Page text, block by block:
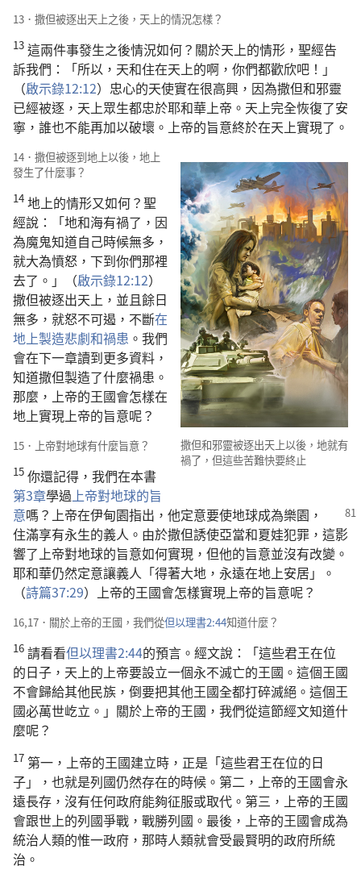
13．撒但被逐出天上之後，天上的情況怎樣？
13 這兩件事發生之後情況如何？關於天上的情形，聖經告
訴我們：「所以，天和住在天上的啊，你們都歡欣吧！」
（啟示錄12:12）忠心的天使實在很高興，因為撒但和邪靈
已經被逐，天上眾生都忠於耶和華上帝。天上完全恢復了安
寧，誰也不能再加以破壞。上帝的旨意終於在天上實現了。
撒但和邪靈被逐出天上以後，地就有
禍了，但這些苦難快要終止
14．撒但被逐到地上以後，地上
發生了什麼事？
14 地上的情形又如何？聖
經說：「地和海有禍了，因
為魔鬼知道自己時候無多，
就大為憤怒，下到你們那裡
去了。」（啟示錄12:12）
撒但被逐出天上，並且餘日
無多，就怒不可遏，不斷在
地上製造悲劇和禍患 。我們
會在下一章讀到更多資料，
知道撒但製造了什麼禍患。
那麼，上帝的王國會怎樣在
地上實現上帝的旨意呢？
15．上帝對地球有什麼旨意？
15 你還記得，我們在本書
第3章學過上帝對地球的旨
意嗎？上帝在伊甸園指出，他定意要使地球成為樂園，
住滿享有永生的義人。由於撒但誘使亞當和夏娃犯罪，這影
響了上帝對地球的旨意如何實現，但他的旨意並沒有改變。
耶和華仍然定意讓義人「得著大地，永遠在地上安居」。
（詩篇37:29）上帝的王國會怎樣實現上帝的旨意呢？
16,17．關於上帝的王國，我們從但以理書2:44知道什麼？
16 請看看但以理書2:44的預言。經文說：「這些君王在位
的日子，天上的上帝要設立一個永不滅亡的王國。這個王國
不會歸給其他民族，倒要把其他王國全都打碎滅絕。這個王
國必萬世屹立。」關於上帝的王國，我們從這節經文知道什
麼呢？
17 第一，上帝的王國建立時，正是「這些君王在位的日
子」，也就是列國仍然存在的時候。第二，上帝的王國會永
遠長存，沒有任何政府能夠征服或取代。第三，上帝的王國
會跟世上的列國爭戰，戰勝列國。最後，上帝的王國會成為
統治人類的惟一政府，那時人類就會受最賢明的政府所統
治。